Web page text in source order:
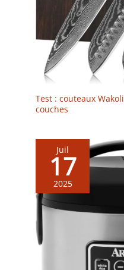
Test : couteaux
couches
Juil
17
2025